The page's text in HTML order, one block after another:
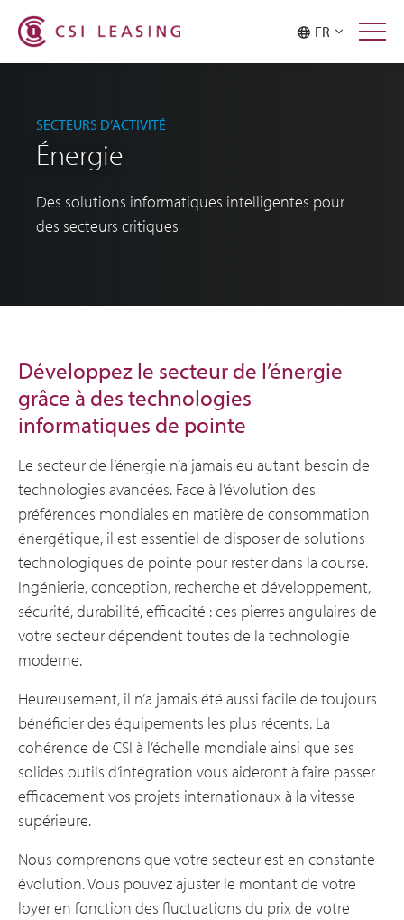
FR
SECTEURS D’ACTIVITÉ
Énergie
Des solutions informatiques intelligentes pour
des secteurs critiques
Développez le secteur de l’énergie
grâce à des technologies
informatiques de pointe
Le secteur de l’énergie n’a jamais eu autant besoin de
technologies avancées. Face à l’évolution des
préférences mondiales en matière de consommation
énergétique, il est essentiel de disposer de solutions
technologiques de pointe pour rester dans la course.
Ingénierie, conception, recherche et développement,
sécurité, durabilité, efficacité : ces pierres angulaires de
votre secteur dépendent toutes de la technologie
moderne.
Heureusement, il n’a jamais été aussi facile de toujours
bénéficier des équipements les plus récents. La
cohérence de CSI à l’échelle mondiale ainsi que ses
solides outils d’intégration vous aideront à faire passer
efficacement vos projets internationaux à la vitesse
supérieure.
Nous comprenons que votre secteur est en constante
évolution. Vous pouvez ajuster le montant de votre
loyer en fonction des fluctuations du prix de votre